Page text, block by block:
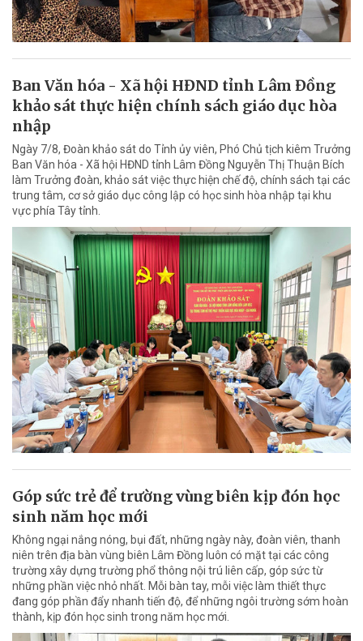
Ban Văn hóa - Xã hội HĐND tỉnh Lâm Đồng
khảo sát thực hiện chính sách giáo dục hòa
nhập
Ngày 7/8, Đoàn khảo sát do Tỉnh ủy viên, Phó Chủ tịch kiêm Trưởng
Ban Văn hóa - Xã hội HĐND tỉnh Lâm Đồng Nguyễn Thị Thuận Bích
làm Trưởng đoàn, khảo sát việc thực hiện chế độ, chính sách tại các
trung tâm, cơ sở giáo dục công lập có học sinh hòa nhập tại khu
vực phía Tây tỉnh.
Góp sức trẻ để trường vùng biên kịp đón học
sinh năm học mới
Không ngại nắng nóng, bụi đất, những ngày này, đoàn viên, thanh
niên trên địa bàn vùng biên Lâm Đồng luôn có mặt tại các công
trường xây dựng trường phổ thông nội trú liên cấp, góp sức từ
những phần việc nhỏ nhất. Mỗi bàn tay, mỗi việc làm thiết thực
đang góp phần đẩy nhanh tiến độ, để những ngôi trường sớm hoàn
thành, kịp đón học sinh trong năm học mới.